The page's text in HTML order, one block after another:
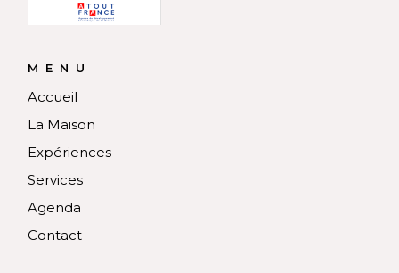
MENU
Accueil
La Maison
Expériences
Services
Agenda
Contact